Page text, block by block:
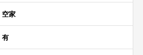
空家
有